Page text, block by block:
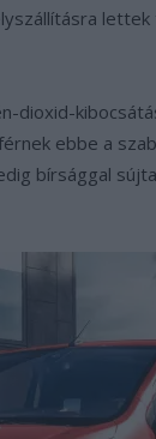
dioxid-
ebbe a
bírsággal